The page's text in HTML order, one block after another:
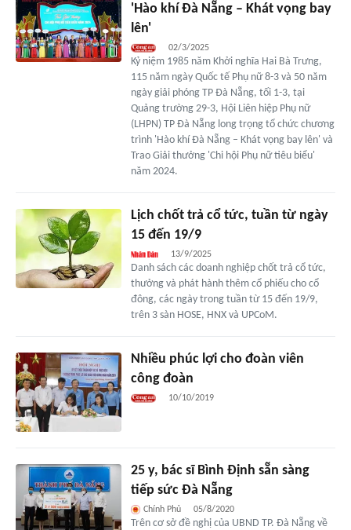
'Hào khí Đà Nẵng – Khát vọng bay
lên'
02/3/2025
Kỷ niệm 1985 năm Khởi nghĩa Hai Bà Trưng,
115 năm ngày Quốc tế Phụ nữ 8-3 và 50 năm
ngày giải phóng TP Đà Nẵng, tối 1-3, tại
Quảng trường 29-3, Hội Liên hiệp Phụ nữ
(LHPN) TP Đà Nẵng long trọng tổ chức chương
trình 'Hào khí Đà Nẵng – Khát vọng bay lên' và
Trao Giải thưởng 'Chi hội Phụ nữ tiêu biểu'
năm 2024.
Lịch chốt trả cổ tức, tuần từ ngày
15 đến 19/9
13/9/2025
Danh sách các doanh nghiệp chốt trả cổ tức,
thưởng và phát hành thêm cổ phiếu cho cổ
đông, các ngày trong tuần từ 15 đến 19/9,
trên 3 sàn HOSE, HNX và UPCoM.
Nhiều phúc lợi cho đoàn viên
công đoàn
10/10/2019
25 y, bác sĩ Bình Định sẵn sàng
tiếp sức Đà Nẵng
Chính Phủ 05/8/2020
Trên cơ sở đề nghị của UBND TP. Đà Nẵng về